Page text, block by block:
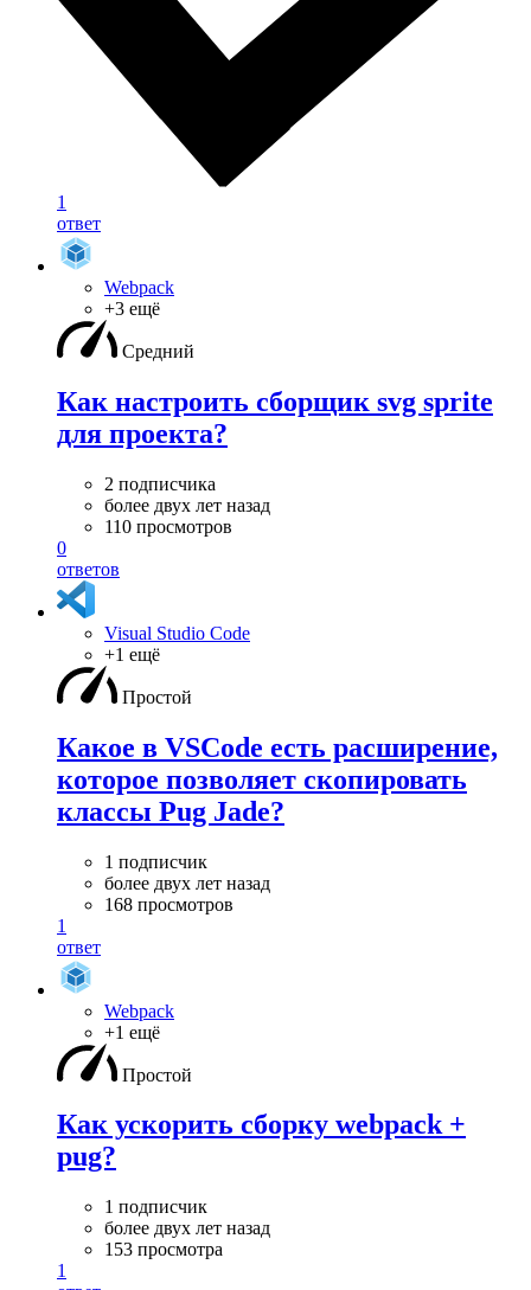
1
ответ
Webpack
+3 ещё
Средний
Как настроить сборщик svg sprite
для проекта?
2 подписчика
более двух лет назад
110 просмотров
0
ответов
Visual Studio Code
+1 ещё
Простой
Какое в VSCode есть расширение,
которое позволяет скопировать
классы Pug Jade?
1 подписчик
более двух лет назад
168 просмотров
1
ответ
Webpack
+1 ещё
Простой
Как ускорить сборку webpack +
pug?
1 подписчик
более двух лет назад
153 просмотра
1